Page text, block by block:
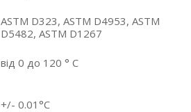
ASTM D323, ASTM D4953, ASTM
D5482, ASTM D1267
від 0 до 120 ° C
+/- 0.01°C